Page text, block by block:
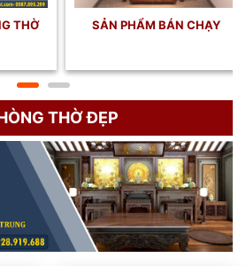
VÁCH NGĂN PHÒNG THỜ
THỜ ĐẸP